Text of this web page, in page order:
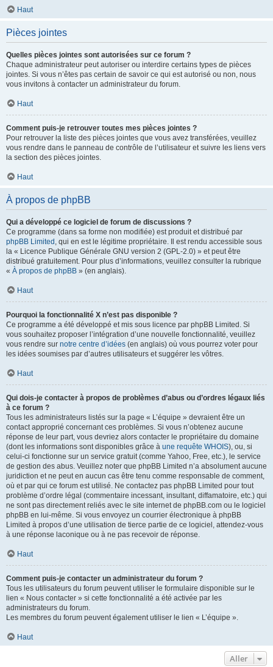
Haut
Pièces jointes
Quelles pièces jointes sont autorisées sur ce forum ?
Chaque administrateur peut autoriser ou interdire certains types de pièces
jointes. Si vous n’êtes pas certain de savoir ce qui est autorisé ou non, nous
vous invitons à contacter un administrateur du forum.
Haut
Comment puis-je retrouver toutes mes pièces jointes ?
Pour retrouver la liste des pièces jointes que vous avez transférées, veuillez
vous rendre dans le panneau de contrôle de l’utilisateur et suivre les liens vers
la section des pièces jointes.
Haut
À propos de phpBB
Qui a développé ce logiciel de forum de discussions ?
Ce programme (dans sa forme non modifiée) est produit et distribué par
phpBB Limited , qui en est le légitime propriétaire. Il est rendu accessible sous
la « Licence Publique Générale GNU version 2 (GPL-2.0) » et peut être
distribué gratuitement. Pour plus d’informations, veuillez consulter la rubrique
« À propos de phpBB » (en anglais).
Haut
Pourquoi la fonctionnalité X n’est pas disponible ?
Ce programme a été développé et mis sous licence par phpBB Limited. Si
vous souhaitez proposer l’intégration d’une nouvelle fonctionnalité, veuillez
vous rendre sur notre centre d’idées (en anglais) où vous pourrez voter pour
les idées soumises par d’autres utilisateurs et suggérer les vôtres.
Haut
Qui dois-je contacter à propos de problèmes d’abus ou d’ordres légaux liés
à ce forum ?
Tous les administrateurs listés sur la page « L’équipe » devraient être un
contact approprié concernant ces problèmes. Si vous n’obtenez aucune
réponse de leur part, vous devriez alors contacter le propriétaire du domaine
(dont les informations sont disponibles grâce à une requête WHOIS), ou, si
celui-ci fonctionne sur un service gratuit (comme Yahoo, Free, etc.), le service
de gestion des abus. Veuillez noter que phpBB Limited n’a absolument aucune
juridiction et ne peut en aucun cas être tenu comme responsable de comment,
où et par qui ce forum est utilisé. Ne contactez pas phpBB Limited pour tout
problème d’ordre légal (commentaire incessant, insultant, diffamatoire, etc.) qui
ne sont pas directement reliés avec le site internet de phpBB.com ou le logiciel
phpBB en lui-même. Si vous envoyez un courrier électronique à phpBB
Limited à propos d’une utilisation de tierce partie de ce logiciel, attendez-vous
à une réponse laconique ou à ne pas recevoir de réponse.
Haut
Comment puis-je contacter un administrateur du forum ?
Tous les utilisateurs du forum peuvent utiliser le formulaire disponible sur le
lien « Nous contacter » si cette fonctionnalité a été activée par les
administrateurs du forum.
Les membres du forum peuvent également utiliser le lien « L’équipe ».
Haut
Aller